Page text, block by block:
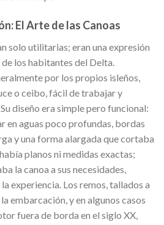
El Arte de las Canoas
solo utilitarias; eran una expresión
los habitantes del Delta.
por los propios isleños,
o ceibo, fácil de trabajar y
diseño era simple pero funcional:
en aguas poco profundas, bordas
y una forma alargada que cortaba
planos ni medidas exactas;
la canoa a sus necesidades,
experiencia. Los remos, tallados a
embarcación, y en algunos casos
fuera de borda en el siglo XX,